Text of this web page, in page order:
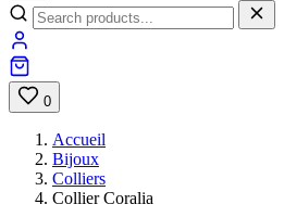
0
Accueil
Bijoux
Colliers
Collier Coralia